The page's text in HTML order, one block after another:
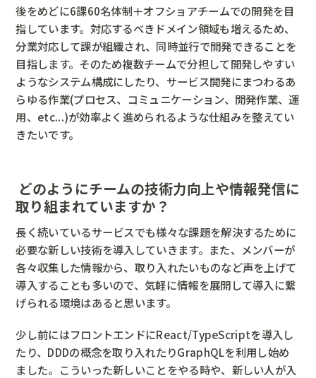
後をめどに6課60名体制＋オフショアチームでの開発を目
指しています。対応するべきドメイン領域も増えるため、
分業対応して課が組織され、同時並行で開発できることを
目指します。そのため複数チームで分担して開発しやすい
ようなシステム構成にしたり、サービス開発にまつわるあ
らゆる作業(プロセス、コミュニケーション、開発作業、運
用、etc...)が効率よく進められるような仕組みを整えてい
きたいです。
― どのようにチームの技術力向上や情報発信に
取り組まれていますか？
長く続いているサービスでも様々な課題を解決するために
必要な新しい技術を導入していきます。また、メンバーが
各々収集した情報から、取り入れたいものなど声を上げて
導入することも多いので、気軽に情報を展開して導入に繋
げられる環境はあると思います。
少し前にはフロントエンドにReact/TypeScriptを導入し
たり、DDDの概念を取り入れたりGraphQLを利用し始め
ました。こういった新しいことをやる時や、新しい人が入